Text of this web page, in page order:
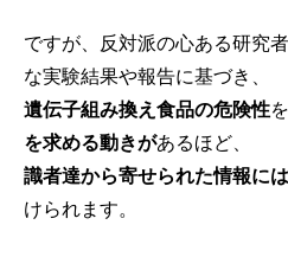
ですが、反対派の心ある研究
な実験結果や報告に基づき、
遺伝子組み換え食品の危険性
を求める動きがあるほど、
識者達から寄せられた情報に
けられます。